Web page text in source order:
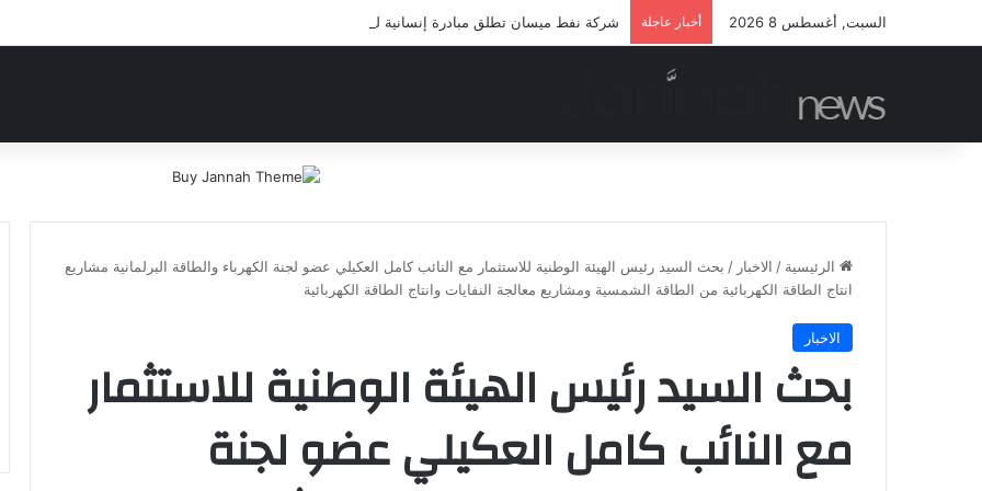
السبت, أغسطس 8 2026 أخبار عاجلة شركة نفط ميسان تطلق مبادرة إنسانية لعلاج أيتام مدرسة كافل اليتيم
الرئيسية / الاخبار / بحث السيد رئيس الهيئة الوطنية للاستثمار مع النائب كامل العكيلي عضو لجنة الكهرباء والطاقة البرلمانية مشاريع
انتاج الطاقة الكهربائية من الطاقة الشمسية ومشاريع معالجة النفايات وانتاج الطاقة الكهربائية
الاخبار
بحث السيد رئيس الهيئة الوطنية للاستثمار
مع النائب كامل العكيلي عضو لجنة